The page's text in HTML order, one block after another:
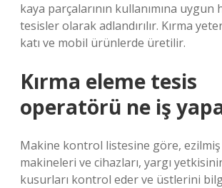
kaya parçalarının kullanımına
tesisler olarak adlandırılır. Kırma
katı ve mobil ürünlerde üretilir.
Kırma eleme tesis
operatörü ne iş
Makine kontrol listesine göre,
makineleri ve cihazları, yargı
kusurları kontrol eder ve üstlerini